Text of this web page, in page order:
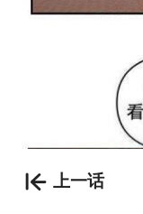
上一话